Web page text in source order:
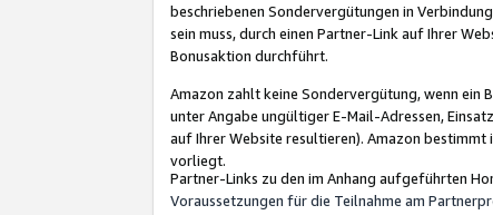
beschriebenen Sondervergütungen in
sein muss, durch einen Partner-Link auf Ihrer
Bonusaktion durchführt.
Amazon zahlt keine Sondervergütung, wenn ein
unter Angabe ungültiger E-Mail-Adressen,
auf Ihrer Website resultieren). Amazon
vorliegt.
Partner-Links zu den im Anhang aufgeführten
Voraussetzungen für die Teilnahme am